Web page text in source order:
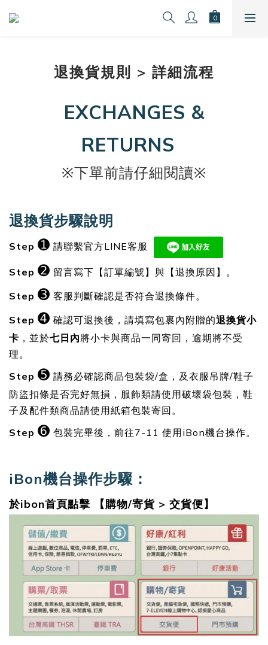
退換貨規則 > 詳細流程
EXCHANGES &
RETURNS
※下單前請仔細閱讀※
退換貨步驟說明
Step ➊ 請聯繫官方LINE客服
Step ➋ 留言寫下【訂單編號】與【退換原因】。
Step ➌ 客服判斷確認是否符合退換條件。
Step ➍ 確認可退換後，請填寫包裹內附贈的退換貨小
卡 ，並於七日內將小卡與商品一同寄回，逾期將不受
理。
Step ➎ 請務必確認商品包裝袋/盒，及衣服吊 牌/鞋子
防盜扣條是否完好無損，服飾類請使用破壞袋包裝，鞋
子及配件類商品請使用紙箱包裝寄回。
Step ➏ 包裝完畢後，前往7-11 使用iBon機台操作。
iBon機台操作步驟：
於ibon首頁點擊 【購物/寄貨 > 交貨便】